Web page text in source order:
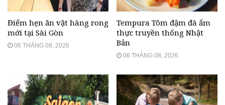
Điểm hẹn ăn vặt hàng rong
mới tại Sài Gòn
06 THÁNG 08, 2026
Tempura Tôm đậm đà ẩm
thực truyền thống Nhật
Bản
06 THÁNG 08, 2026